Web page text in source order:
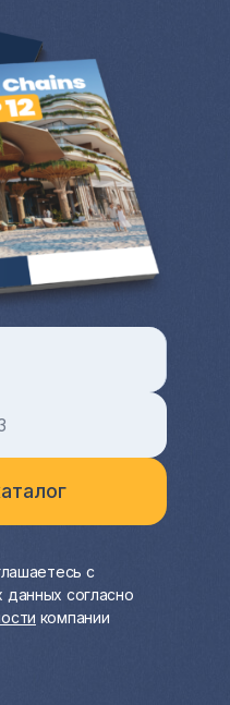
там.
и жилую
годом только
продать квартиру
и выручить
от продажи.
от
другой зарубежной
узнать на
с менеджером
с
согласно
компании